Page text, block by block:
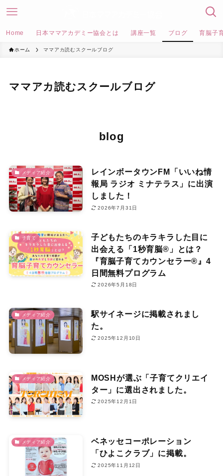
Home 日本ママアカデミー協会とは 講座一覧 ブログ 育脳子
ホーム ママアカ読むスクールブログ
ママアカ読むスクールブログ
blog
メディア紹介
レインボータウンFM「いいね情
報局 ラジオ ミナテラス」に出演
しました！
2026年7月31日
子育て
子どもたちのキラキラした目に
出会える「1秒育脳®」とは？
『育脳子育てカウンセラー®』4
日間無料プログラム
2026年5月18日
メディア紹介
駅サイネージに掲載されまし
た。
2025年12月10日
メディア紹介
MOSHが選ぶ「子育てクリエイ
ター」に選出されました。
2025年12月1日
メディア紹介
ベネッセコーポレーション
「ひよこクラブ」に掲載。
2025年11月12日